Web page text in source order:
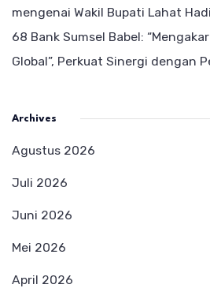
mengenai Wakil Bupati Lahat
68 Bank Sumsel Babel:
Global”, Perkuat Sinergi dengan
Archives
Agustus 2026
Juli 2026
Juni 2026
Mei 2026
April 2026